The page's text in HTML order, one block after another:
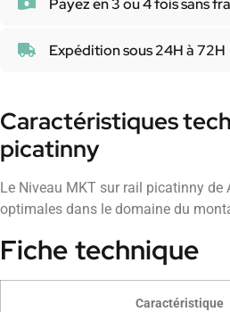
Expédition sous 24H à 72H
Caractéristiques
picatinny
Le Niveau MKT sur rail picatinny
optimales dans le domaine du
Fiche technique
Caractéristique